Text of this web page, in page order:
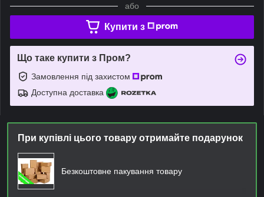
або
Купити з
Що таке купити з Пром?
Замовлення під захистом
Доступна доставка
При купівлі цього товару отримайте подарунок
Безкоштовне пакування товару